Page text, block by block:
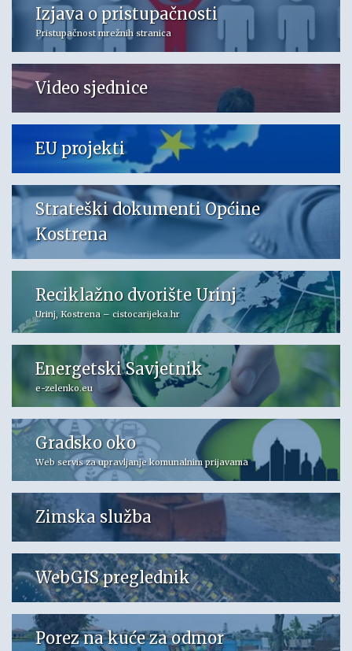
Izjava o pristupačnosti
Pristupačnost mrežnih stranica
Video sjednice
EU projekti
Strateški dokumenti Općine
Kostrena
Reciklažno dvorište Urinj
Urinj, Kostrena – cistocarijeka.hr
Energetski Savjetnik
e-zelenko.eu
Gradsko oko
Web servis za upravljanje komunalnim prijavama
Zimska služba
WebGIS preglednik
Porez na kuće za odmor